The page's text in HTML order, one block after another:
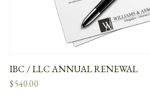
IBC / LLC ANNUAL RENEWAL
$540.00